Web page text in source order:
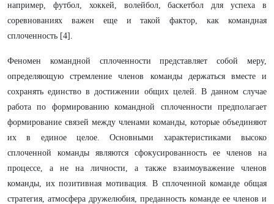
например, футбол, хоккей, волейбол, баскетбол для успеха в
соревнованиях важен еще и такой фактор, как командная
сплоченность [4].
Феномен командной сплоченности представляет собой меру,
определяющую стремление членов команды держаться вместе и
сохранять единство в достижении общих целей. В данном случае
работа по формированию командной сплоченности предполагает
формирование связей между членами команды, которые объединяют
их в единое целое. Основными характеристиками высоко
сплоченной команды являются сфокусированность ее членов на
процессе, а не на личности, а также взаимоуважение членов
команды, их позитивная мотивация. В сплоченной команде общая
стратегия, атмосфера дружелюбия, преданность команде ее членов и